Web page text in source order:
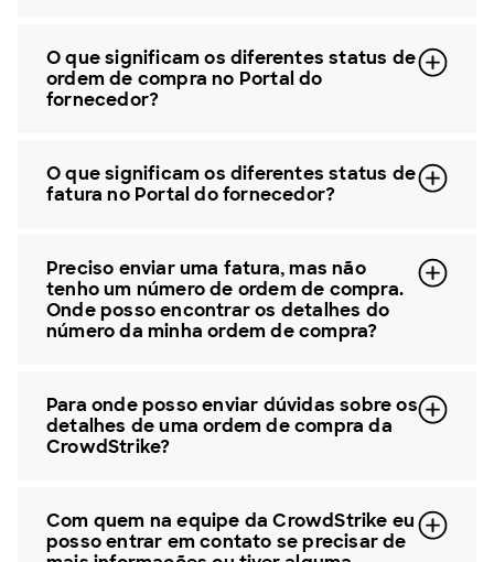
O que significam os diferentes status de
ordem de compra no Portal do
fornecedor?
O que significam os diferentes status de
fatura no Portal do fornecedor?
Preciso enviar uma fatura, mas não
tenho um número de ordem de compra.
Onde posso encontrar os detalhes do
número da minha ordem de compra?
Para onde posso enviar dúvidas sobre os
detalhes de uma ordem de compra da
CrowdStrike?
Com quem na equipe da CrowdStrike eu
posso entrar em contato se precisar de